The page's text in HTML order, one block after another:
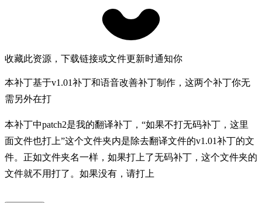
收藏此资源，下载链接或文件更新时通知你
本补丁基于v1.01补丁和语音改善补丁制作，这两个补丁你无
需另外在打
本补丁中patch2是我的翻译补丁，“如果不打无码补丁，这里
面文件也打上”这个文件夹内是除去翻译文件的v1.01补丁的文
件。正如文件夹名一样，如果打上了无码补丁，这个文件夹的
文件就不用打了。如果没有，请打上